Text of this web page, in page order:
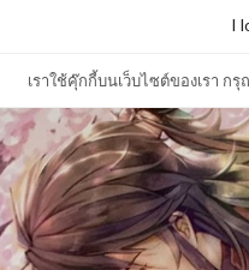
เราใช้คุ๊กกี้บนเว็บไซต์ของเรา ก
I